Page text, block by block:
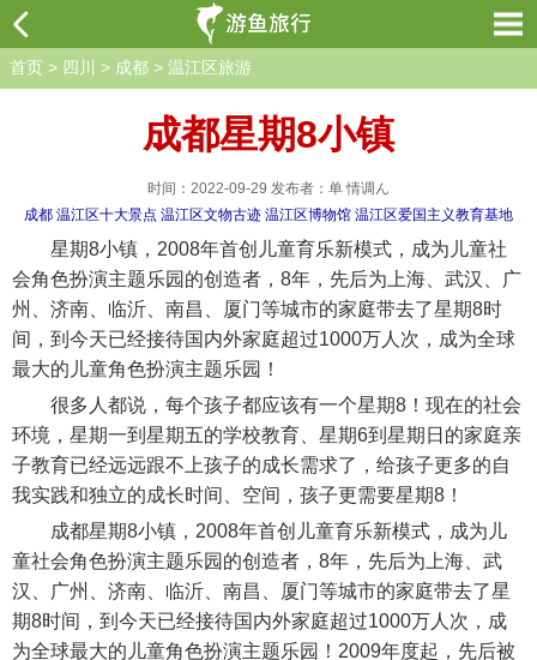
首页 > 四川 > 成都 > 温江区旅游
成都星期8小镇
时间：2022-09-29 发布者：单 情调ん
成都 温江区十大景点 温江区文物古迹 温江区博物馆 温江区爱国主义教育基地
星期8小镇，2008年首创儿童育乐新模式，成为儿童社
会角色扮演主题乐园的创造者，8年，先后为上海、武汉、广
州、济南、临沂、南昌、厦门等城市的家庭带去了星期8时
间，到今天已经接待国内外家庭超过1000万人次，成为全球
最大的儿童角色扮演主题乐园！
很多人都说，每个孩子都应该有一个星期8！现在的社会
环境，星期一到星期五的学校教育、星期6到星期日的家庭亲
子教育已经远远跟不上孩子的成长需求了，给孩子更多的自
我实践和独立的成长时间、空间，孩子更需要星期8！
成都星期8小镇，2008年首创儿童育乐新模式，成为儿
童社会角色扮演主题乐园的创造者，8年，先后为上海、武
汉、广州、济南、临沂、南昌、厦门等城市的家庭带去了星
期8时间，到今天已经接待国内外家庭超过1000万人次，成
为全球最大的儿童角色扮演主题乐园！2009年度起，先后被